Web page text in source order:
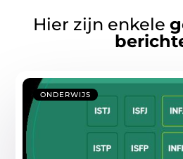
Hier zijn enkele
ONDERWIJS